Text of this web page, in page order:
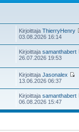
KirjoittajaThierryHenry
03.08.2026 16:14
Kirjoittajasamanthabert
26.07.2026 19:53
KirjoittajaJasonalex
13.06.2026 06:37
Kirjoittajasamanthabert
06.08.2026 15:47